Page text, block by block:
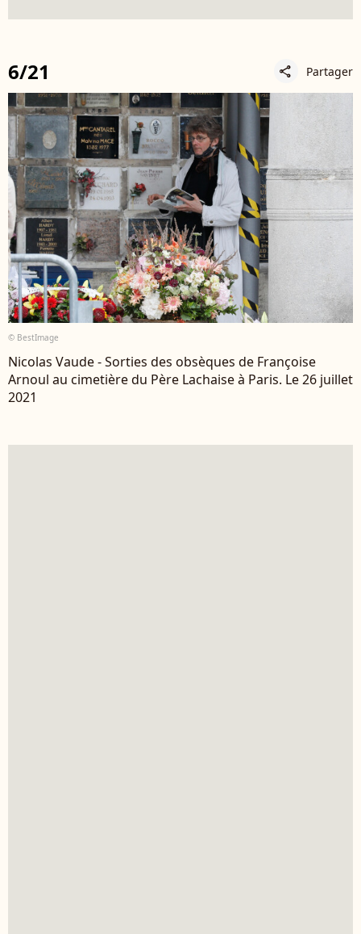
6/21 share Partager
© BestImage
Nicolas Vaude - Sorties des obsèques de Françoise
Arnoul au cimetière du Père Lachaise à Paris. Le 26 juillet
2021